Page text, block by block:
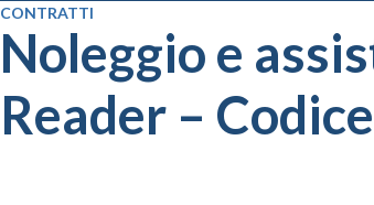
CONTRATTI
Noleggio e
Reader –